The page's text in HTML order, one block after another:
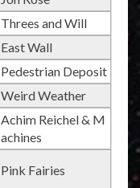
Threes and Will
East Wall
Pedestrian Deposit
Weird Weather
Achim Reichel & M
achines
Pink Fairies